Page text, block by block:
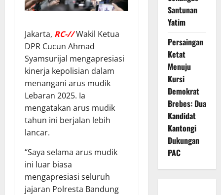
Jakarta, RC-//Wakil Ketua
DPR Cucun Ahmad
Syamsurijal mengapresiasi
kinerja kepolisian dalam
menangani arus mudik
Lebaran 2025. Ia
mengatakan arus mudik
tahun ini berjalan lebih
lancar.
“Saya selama arus mudik
ini luar biasa
mengapresiasi seluruh
jajaran Polresta Bandung
Santunan
Yatim
Persaingan
Ketat
Menuju
Kursi
Demokrat
Brebes: Dua
Kandidat
Kantongi
Dukungan
PAC